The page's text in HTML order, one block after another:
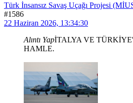
Türk İnsansız Savaş Uçağı Projesi
#1586
22 Haziran 2026, 13:34:30
Alıntı YapİTALYA VE
HAMLE.